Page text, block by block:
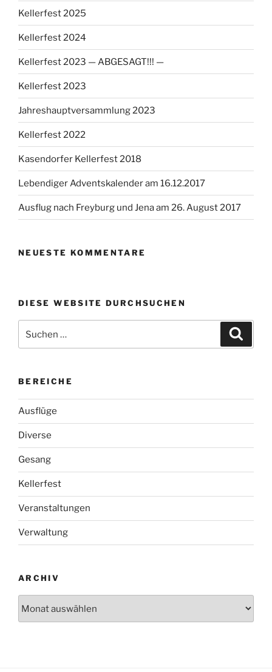
Kellerfest 2025
Kellerfest 2024
Kellerfest 2023 — ABGESAGT!!! —
Kellerfest 2023
Jahreshauptversammlung 2023
Kellerfest 2022
Kasendorfer Kellerfest 2018
Lebendiger Adventskalender am 16.12.2017
Ausflug nach Freyburg und Jena am 26. August 2017
NEUESTE KOMMENTARE
DIESE WEBSITE DURCHSUCHEN
nach:
BEREICHE
Ausflüge
Diverse
Gesang
Kellerfest
Veranstaltungen
Verwaltung
ARCHIV